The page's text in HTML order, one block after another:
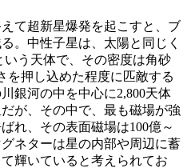
て超新星爆発を起こすと、ブ
。中性子星は、太陽と同じく
いう天体で、その密度は角砂
を押し込めた程度に匹敵する
銀河の中を中心に2,800天体
が、その中で、最も磁場が強
れ、その表面磁場は100億～
ネターは星の内部や周辺に蓄
輝いていると考えられてお